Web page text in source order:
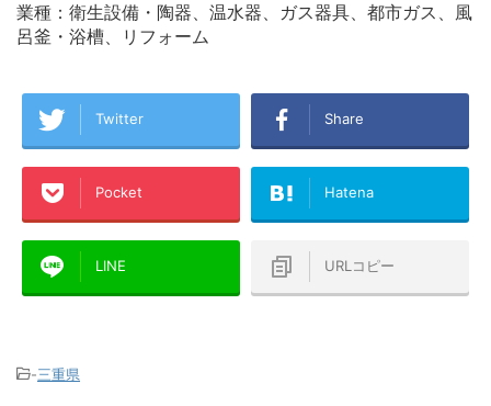
業種：衛生設備・陶器、温水器、ガス器具、都市ガス、風
呂釜・浴槽、リフォーム
Twitter Share
Pocket Hatena
LINE URLコピー
-三重県